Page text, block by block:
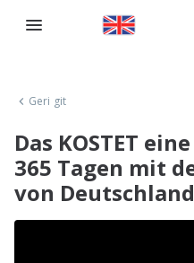
Geri git
Das KOSTET eine
365 Tagen mit
von